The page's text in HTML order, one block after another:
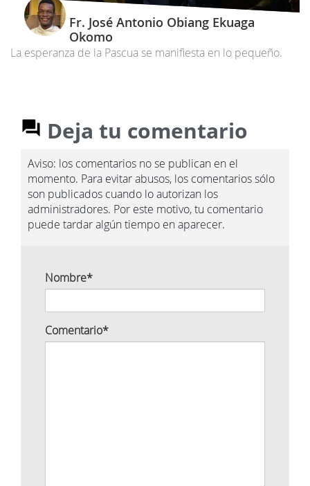
Fr. José Antonio Obiang Ekuaga
Okomo
La esperanza de la Pascua se manifiesta en lo pequeño.
Deja tu comentario
Aviso: los comentarios no se publican en el
momento. Para evitar abusos, los comentarios sólo
son publicados cuando lo autorizan los
administradores. Por este motivo, tu comentario
puede tardar algún tiempo en aparecer.
Nombre*
Comentario*